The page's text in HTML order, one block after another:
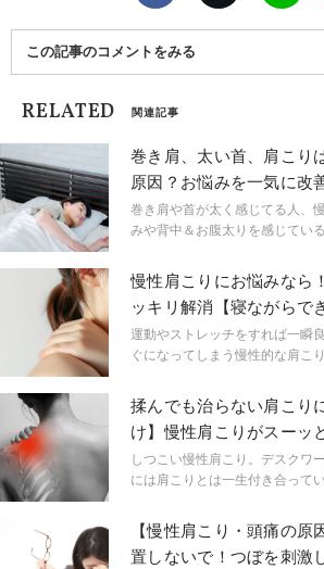
この記事のコメントをみる
RELATED 関連記事
巻き肩、太い首、肩こり
原因？お悩みを一気に改
ストレッチ〉
巻き肩や首が太く感じてる人、
みや背中＆お腹太りを感じてい
寝前や寝起きに行うだけで首や
パが流れ、更にはお腹や背中周
う万能かつ超簡単な痩せストレ
慢性肩こりにお悩みなら
ッキリ解消【寝ながらで
運動やストレッチをすれば一瞬
ぐになってしまう慢性的な肩こ
の方に、寝る前でも出来る肩こ
ーズを紹介いたします。
揉んでも治らない肩こり
け】慢性肩こりがスーッ
とは
しつこい慢性肩こり。デスクワ
には肩こりとは一生付き合って
性肩こりは解消できるんです！
に楽になるポイントをお伝えし
【慢性肩こり・頭痛の原
置しないで！つぼを刺激